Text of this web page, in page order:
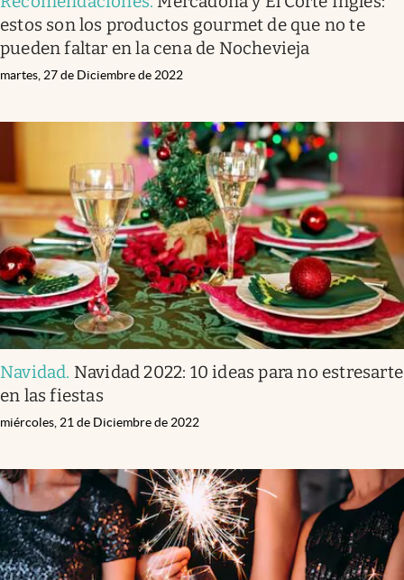
estos son los productos gourmet de que no te
pueden faltar en la cena de Nochevieja
martes, 27 de Diciembre de 2022
Navidad. Navidad 2022: 10 ideas para no estresarte
en las fiestas
miércoles, 21 de Diciembre de 2022